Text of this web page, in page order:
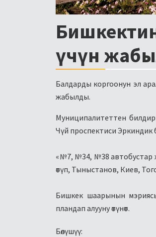
үчүн
Балдарды коргоонун эл
жабылды.
Муниципалитеттен
Чүй проспектиси Эркиндик
«№7, №34, №38 автобустар
өтүп, Тыныстанов, Киев,
Бишкек шаарынын
пландап алууну өтүнөт.
Бөлүшүү: